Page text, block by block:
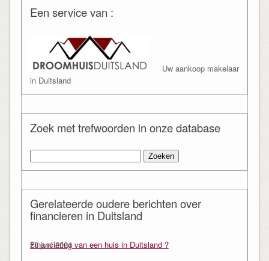
Een service van :
Uw aankoop makelaar
in Duitsland
Zoek met trefwoorden in onze database
naar:
Gerelateerde oudere berichten over
financieren in Duitsland
Financiering van een huis in Duitsland ?
28 juni 2024